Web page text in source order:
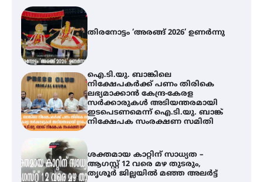
തിരനോട്ടം ‘അരങ്ങ് 2026’ ഉണർന്നു
ഐ.ടി.യു. ബാങ്കിലെ
നിക്ഷേപകർക്ക് പണം തിരികെ
ലഭ്യമാക്കാൻ കേന്ദ്ര-കേരള
സർക്കാരുകൾ അടിയന്തരമായി
ഇടപെടണമെന്ന് ഐ.ടി.യു. ബാങ്ക്
നിക്ഷേപക സംരക്ഷണ സമിതി
ശക്തമായ കാറ്റിന് സാധ്യത –
ആഗസ്റ്റ് 12 വരെ മഴ തുടരും,
തൃശൂർ ജില്ലയിൽ മഞ്ഞ അലർട്ട്